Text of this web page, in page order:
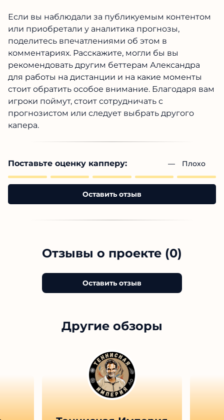
Если вы наблюдали за публикуемым контентом
или приобретали у аналитика прогнозы,
поделитесь впечатлениями об этом в
комментариях. Расскажите, могли бы вы
рекомендовать другим беттерам Александра
для работы на дистанции и на какие моменты
стоит обратить особое внимание. Благодаря вам
игроки поймут, стоит сотрудничать с
прогнозистом или следует выбрать другого
капера.
Поставьте оценку капперу: — Плохо
Оставить отзыв
Отзывы о проекте (0)
Оставить отзыв
Другие обзоры